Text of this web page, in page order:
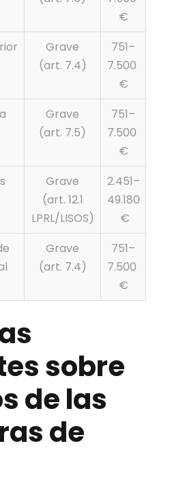
€
Grave
(art. 7.4)
751–
7.500
€
Grave
(art. 7.5)
751–
7.500
€
Grave
(art. 12.1
LPRL/LISOS)
2.451–
49.180
€
Grave
(art. 7.4)
751–
7.500
€
sobre
de las
de